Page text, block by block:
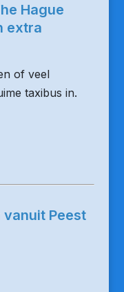
Hague
extra
of veel
taxibus in.
Peest